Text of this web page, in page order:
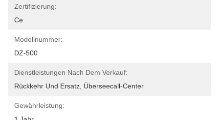
Zertifizierung:
Ce
Modellnummer:
DZ-500
Dienstleistungen Nach Dem Verkauf:
Rückkehr Und Ersatz, Überseecall-Center
Gewährleistung: